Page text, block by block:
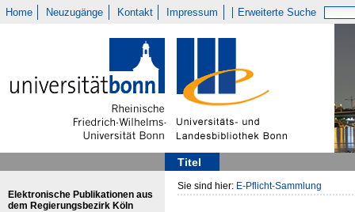
Home Neuzugänge Kontakt Impressum Erweiterte Suche
Titel
Elektronische Publikationen aus
dem Regierungsbezirk Köln
Sie sind hier: E-Pflicht-Sammlung